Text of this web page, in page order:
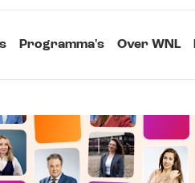
Programma's Over WNL